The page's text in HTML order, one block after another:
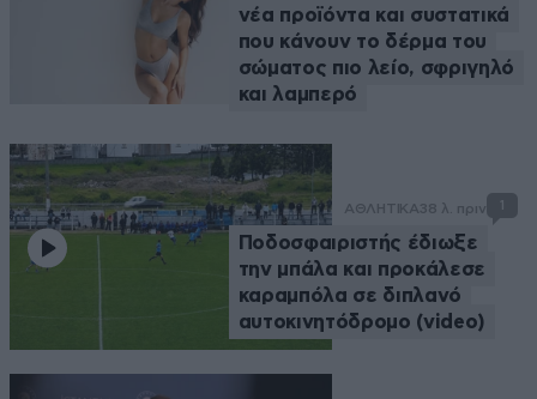
νέα προϊόντα και συστατικά
που κάνουν το δέρμα του
σώματος πιο λείο, σφριγηλό
και λαμπερό
ΑΘΛΗΤΙΚΑ38 λ. πριν 1
Ποδοσφαιριστής έδιωξε
την μπάλα και προκάλεσε
καραμπόλα σε διπλανό
αυτοκινητόδρομο (video)